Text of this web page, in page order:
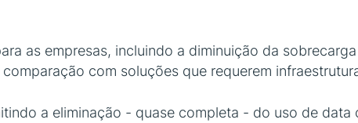
as empresas, incluindo a diminuição da
com soluções que requerem
a eliminação - quase completa - do uso de data